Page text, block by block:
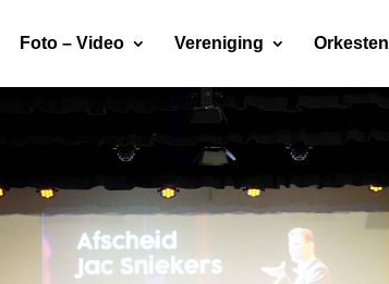
Foto – Video Vereniging Orkesten